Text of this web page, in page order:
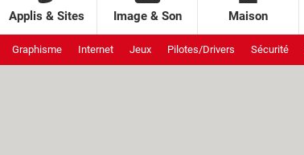
Applis & Sites Image & Son Maison
Graphisme Internet Jeux Pilotes/Drivers Sécurité